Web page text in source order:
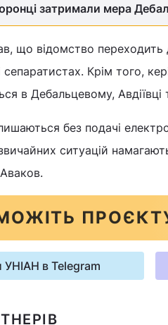
затримали мера
що відомство переходить
сепаратистах. Крім того,
в Дебальцевому,
без подачі
ситуацій
УНІАН в Telegram